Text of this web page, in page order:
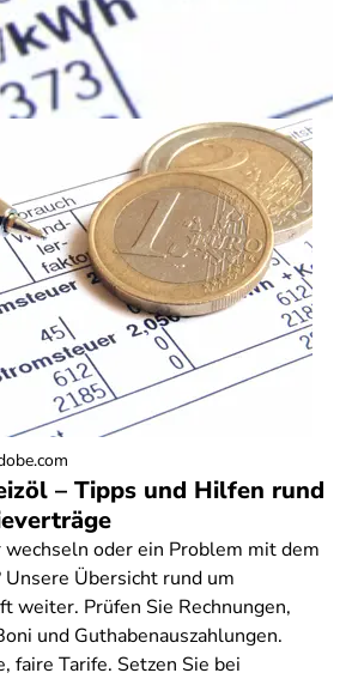
– Tipps und Hilfen rund
oder ein Problem mit dem
Unsere Übersicht rund um
weiter. Prüfen Sie Rechnungen,
und Guthabenauszahlungen.
faire Tarife. Setzen Sie bei